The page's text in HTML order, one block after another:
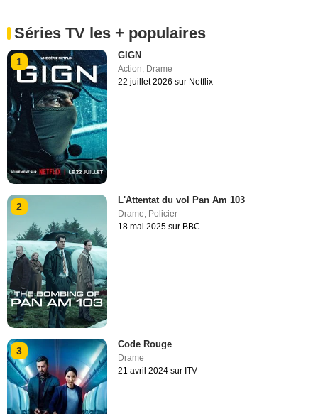
Séries TV les + populaires
1
GIGN
Action, Drame
22 juillet 2026 sur Netflix
2
L'Attentat du vol Pan Am 103
Drame Policier
18 mai 2025 sur BBC
3
Code Rouge
Drame
21 avril 2024 sur ITV